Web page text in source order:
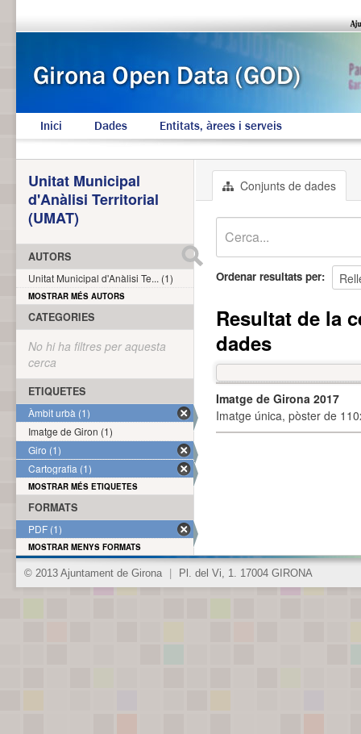
Inici Dades Entitats, àrees i serveis
Conjunts de dades
Ordenar resultats per
Resultat de la
dades
Imatge de Girona 2017
Imatge única, pòster de
Unitat Municipal
d'Anàlisi Territorial
(UMAT)
AUTORS
Unitat Municipal d'Anàlisi Te... (1)
MOSTRAR MÉS AUTORS
CATEGORIES
No hi ha filtres per aquesta
cerca
ETIQUETES
Àmbit urbà (1)
Imatge de Giron (1)
Giro (1)
Cartografia (1)
MOSTRAR MÉS ETIQUETES
FORMATS
PDF (1)
MOSTRAR MENYS FORMATS
© 2013 Ajuntament de Girona Pl. del Vi, 1. 17004 GIRONA